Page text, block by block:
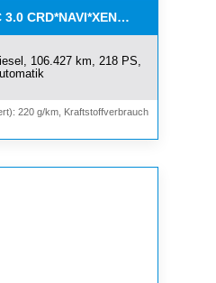
3.0
106.427 km, 218 PS,
220 g/km, Kraftstoffverbrauch